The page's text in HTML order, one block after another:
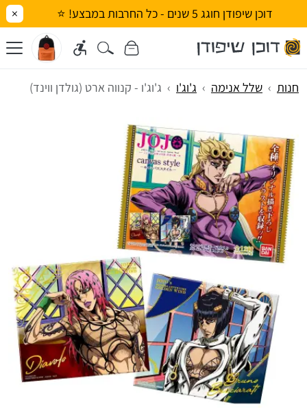
דוכן שיפודן חוגג 5 שנים - כל החרבות במבצע! ⭐ ×
חנות שלל אנימה ג'וג'ו ג'וג'ו - קנווה ארט (גולדן ווינד)